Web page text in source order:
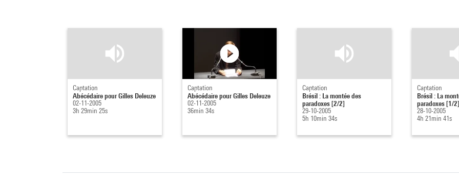
Captation
Abécédaire pour Gilles Deleuze
02-11-2005
3h 29min 25s
Captation
Abécédaire pour Gilles Deleuze
02-11-2005
36min 34s
Captation
Brésil : La montée des
paradoxes [2/2]
29-10-2005
5h 10min 34s
Captation
Brésil : La
paradoxes [1/2]
28-10-2005
4h 21min 41s